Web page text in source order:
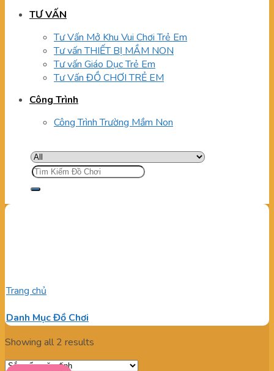
TƯ VẤN
Tư Vấn Mở Khu Vui Chơi Trẻ Em
Tư vấn THIẾT BỊ MẦM NON
Tư vấn Giáo Dục Trẻ Em
Tư Vấn ĐỒ CHƠI TRẺ EM
Công Trình
Công Trình Trường Mầm Non
Tìm
kiếm:
Trang chủ
Danh Mục Đồ Chơi
Showing all 2 results